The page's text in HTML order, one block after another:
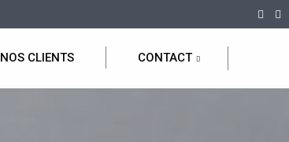
NOS CLIENTS CONTACT